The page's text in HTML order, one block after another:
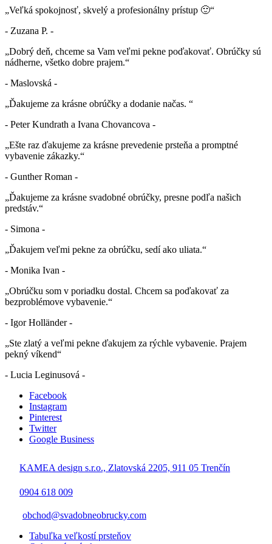
„Veľká spokojnosť, skvelý a profesionálny prístup 🙂“
- Zuzana P. -
„Dobrý deň, chceme sa Vam veľmi pekne poďakovať. Obrúčky sú
nádherne, všetko dobre prajem.“
- Maslovská -
„Ďakujeme za krásne obrúčky a dodanie načas. “
- Peter Kundrath a Ivana Chovancova -
„Ešte raz ďakujeme za krásne prevedenie prsteňa a promptné
vybavenie zákazky.“
- Gunther Roman -
„Ďakujeme za krásne svadobné obrúčky, presne podľa našich
predstáv.“
- Simona -
„Ďakujem veľmi pekne za obrúčku, sedí ako uliata.“
- Monika Ivan -
„Obrúčku som v poriadku dostal. Chcem sa poďakovať za
bezproblémove vybavenie.“
- Igor Holländer -
„Ste zlatý a veľmi pekne ďakujem za rýchle vybavenie. Prajem
pekný víkend“
- Lucia Leginusová -
Facebook
Instagram
Pinterest
Twitter
Google Business
KAMEA design s.r.o., Zlatovská 2205, 911 05 Trenčín
0904 618 009
obchod@svadobneobrucky.com
Tabuľka veľkostí prsteňov